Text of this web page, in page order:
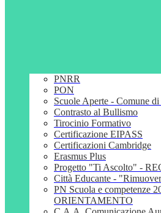
PNRR
PON
Scuole Aperte - Comune di
Contrasto al Bullismo
Tirocinio Formativo
Certificazione EIPASS
Certificazioni Cambridge
Erasmus Plus
Progetto "Ti Ascolto" -
Città Educante -
PN Scuola e competenze
ORIENTAMENTO